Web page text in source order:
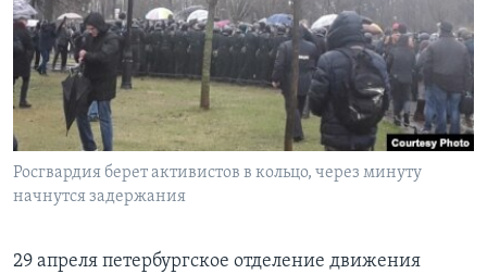
Learning English
СОЦИАЛЬНЫЕ СЕТИ
Языки
Росгвардия берет активистов в кольцо, через минуту
начнутся задержания
29 апреля петербургское отделение движения